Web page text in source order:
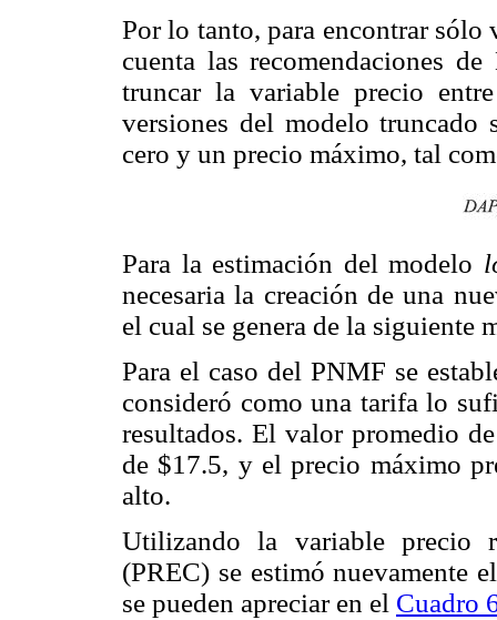
Por lo tanto, para encontrar sólo
cuenta las recomendaciones
truncar la variable precio
versiones del modelo truncado
cero y un precio máximo, tal
Para la estimación del modelo
necesaria la creación de una
el cual se genera de la siguiente
Para el caso del PNMF se
consideró como una tarifa lo
resultados. El valor promedio
de $17.5, y el precio máximo
alto.
Utilizando la variable precio
(PREC) se estimó nuevamente
se pueden apreciar en el Cuadro